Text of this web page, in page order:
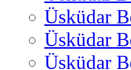
Üsküdar
Üsküdar
Üsküdar